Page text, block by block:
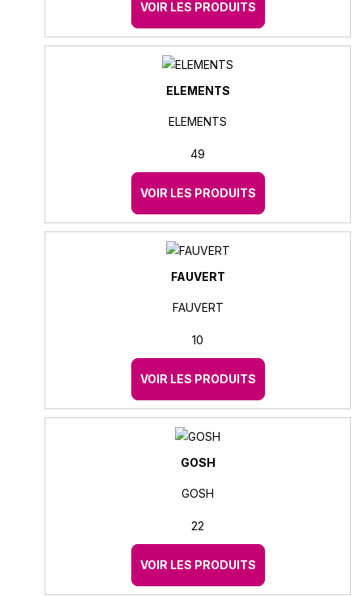
VOIR LES PRODUITS
ELEMENTS
ELEMENTS
49
VOIR LES PRODUITS
FAUVERT
FAUVERT
10
VOIR LES PRODUITS
GOSH
GOSH
22
VOIR LES PRODUITS